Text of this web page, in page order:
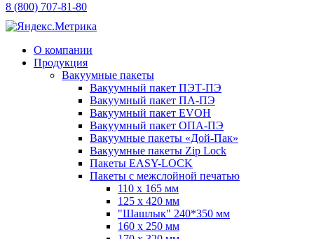
8 (800) 707-81-80
О компании
Продукция
Вакуумные пакеты
Вакуумный пакет ПЭТ-ПЭ
Вакуумный пакет ПА-ПЭ
Вакуумный пакет EVOH
Вакуумный пакет ОПА-ПЭ
Вакуумные пакеты «Дой-Пак»
Вакуумные пакеты Zip Lock
Пакеты EASY-LOCK
Пакеты с межслойной печатью
110 x 165 мм
125 x 420 мм
"Шашлык" 240*350 мм
160 x 250 мм